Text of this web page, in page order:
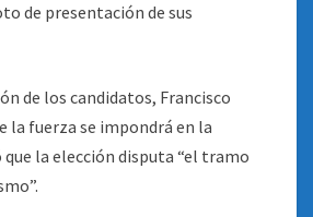
de presentación de sus
de los candidatos, Francisco
la fuerza se impondrá en la
la elección disputa “el tramo